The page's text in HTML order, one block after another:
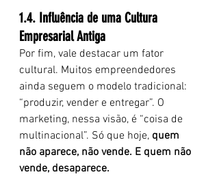
1.4. Influência de uma Cultura
Empresarial Antiga
Por fim, vale destacar um fator
cultural. Muitos empreendedores
ainda seguem o modelo tradicional:
“produzir, vender e entregar”. O
marketing, nessa visão, é “coisa de
multinacional”. Só que hoje, quem
não aparece, não vende. E quem não
vende, desaparece.